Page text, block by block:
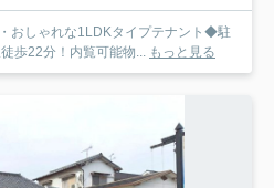
おしゃれな1LDKタイプテナント◆駐
歩22分！内覧可能物...
もっと見る